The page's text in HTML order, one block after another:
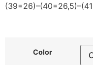
Color